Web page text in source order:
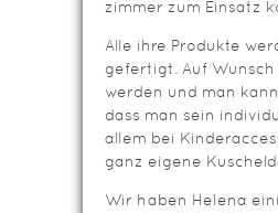
zim­mer zum Ein­satz
Alle ihre Produkte
gefer­tigt. Auf
werden und man
dass man sein
allem bei
ganz eigene
Wir haben Helena